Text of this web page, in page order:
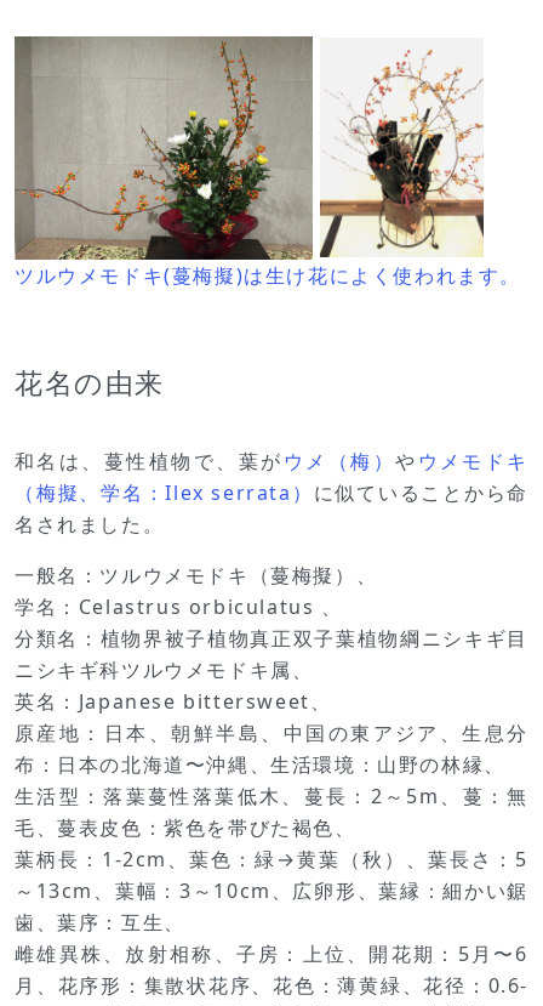
ツルウメモドキ(蔓梅擬)は生け花によく使われます。
花名の由来
和名は、蔓性植物で、葉が ウメ（梅）や ウメモドキ
（梅擬、学名：Ilex serrata） に似ていることから命
名されました。
一般名：ツルウメモドキ（蔓梅擬）、
学名：Celastrus orbiculatus 、
分類名：植物界被子植物真正双子葉植物綱ニシキギ目
ニシキギ科ツルウメモドキ属、
英名：Japanese bittersweet、
原産地：日本、朝鮮半島、中国の東アジア、生息分
布：日本の北海道〜沖縄、生活環境：山野の林縁、
生活型：落葉蔓性落葉低木、蔓長：2～5m、蔓：無
毛、蔓表皮色：紫色を帯びた褐色、
葉柄長：1-2cm、葉色：緑→黄葉（秋）、葉長さ：5
～13cm、葉幅：3～10cm、広卵形、葉縁：細かい鋸
歯、葉序：互生、
雌雄異株、放射相称、子房：上位、開花期：5月〜6
月、花序形：集散状花序、花色：薄黄緑、花径：0.6-